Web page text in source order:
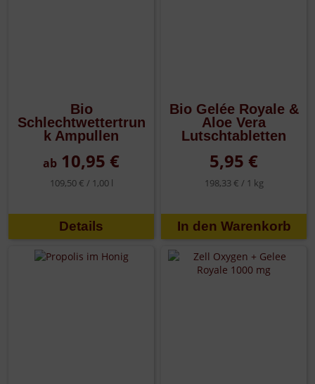
Bio
Schlechtwettertrun
k Ampullen
ab 10,95 €
109,50 € / 1,00 l
Details
Bio Gelée Royale &
Aloe Vera
Lutschtabletten
5,95 €
198,33 € / 1 kg